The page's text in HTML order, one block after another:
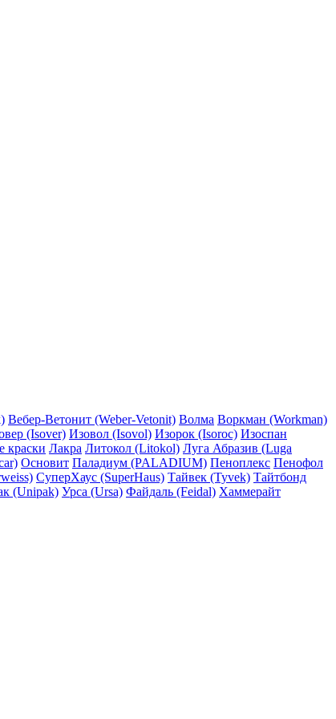
Вебер-Ветонит (Weber-Vetonit) Волма Воркман (Workman)
(Isover) Изовол (Isovol) Изорок (Isoroc) Изоспан
краски Лакра Литокол (Litokol) Луга Абразив (Luga
Основит Паладиум (PALADIUM) Пеноплекс Пенофол
СуперХаус (SuperHaus) Тайвек (Tyvek) Тайтбонд
(Unipak) Урса (Ursa) Файдаль (Feidal) Хаммерайт